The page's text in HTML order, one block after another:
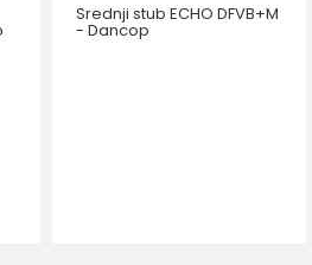
Srednji stub ECHO DFVB+M
- Dancop